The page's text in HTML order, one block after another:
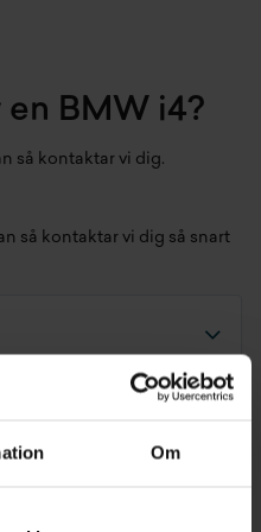
Om
en BMW i4?
så kontaktar vi dig.
så kontaktar vi dig så snart